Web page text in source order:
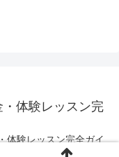
体験レッスン完
体験レッスン完全ガイ